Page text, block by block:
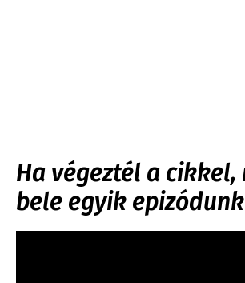
Ha végeztél a cikkel,
bele egyik